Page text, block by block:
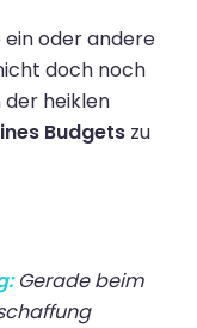
ein oder andere
doch noch
heiklen
Budgets zu
Gerade beim